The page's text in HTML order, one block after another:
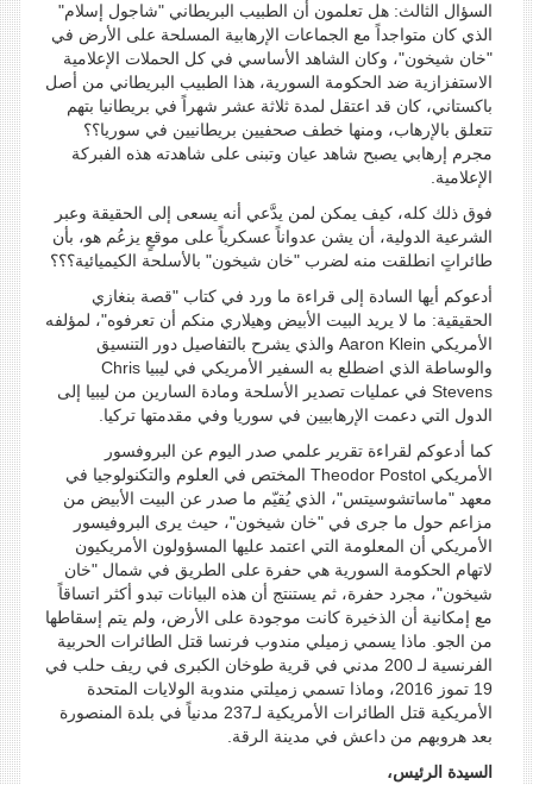
السؤال الثالث: هل تعلمون أن الطبيب البريطاني "شاجول إسلام"
الذي كان متواجداً مع الجماعات الإرهابية المسلحة على الأرض في
"خان شيخون"، وكان الشاهد الأساسي في كل الحملات الإعلامية
الاستفزازية ضد الحكومة السورية، هذا الطبيب البريطاني من أصل
باكستاني، كان قد اعتقل لمدة ثلاثة عشر شهراً في بريطانيا بتهم
تتعلق بالإرهاب، ومنها خطف صحفيين بريطانيين في سوريا؟؟
مجرم إرهابي يصبح شاهد عيان وتبنى على شاهدته هذه الفبركة
الإعلامية.
فوق ذلك كله، كيف يمكن لمن يدَّعي أنه يسعى إلى الحقيقة وعبر
الشرعية الدولية، أن يشن عدواناً عسكرياً على موقعٍ يزعُم هو، بأن
طائراتٍ انطلقت منه لضرب "خان شيخون" بالأسلحة الكيميائية؟؟؟
أدعوكم أيها السادة إلى قراءة ما ورد في كتاب "قصة بنغازي
الحقيقية: ما لا يريد البيت الأبيض وهيلاري منكم أن تعرفوه"، لمؤلفه
الأمريكي Aaron Klein والذي يشرح بالتفاصيل دور التنسيق
والوساطة الذي اضطلع به السفير الأمريكي في ليبيا Chris
Stevens في عمليات تصدير الأسلحة ومادة السارين من ليبيا إلى
الدول التي دعمت الإرهابيين في سوريا وفي مقدمتها تركيا.
كما أدعوكم لقراءة تقرير علمي صدر اليوم عن البروفسور
الأمريكي Theodor Postol المختص في العلوم والتكنولوجيا في
معهد "ماساتشوسيتس"، الذي يُقيّم ما صدر عن البيت الأبيض من
مزاعم حول ما جرى في "خان شيخون"، حيث يرى البروفيسور
الأمريكي أن المعلومة التي اعتمد عليها المسؤولون الأمريكيون
لاتهام الحكومة السورية هي حفرة على الطريق في شمال "خان
شيخون"، مجرد حفرة، ثم يستنتج أن هذه البيانات تبدو أكثر اتساقاً
مع إمكانية أن الذخيرة كانت موجودة على الأرض، ولم يتم إسقاطها
من الجو. ماذا يسمي زميلي مندوب فرنسا قتل الطائرات الحربية
الفرنسية لـ 200 مدني في قرية طوخان الكبرى في ريف حلب في
19 تموز 2016، وماذا تسمي زميلتي مندوبة الولايات المتحدة
الأمريكية قتل الطائرات الأمريكية لـ237 مدنياً في بلدة المنصورة
بعد هروبهم من داعش في مدينة الرقة.
السيدة الرئيس،